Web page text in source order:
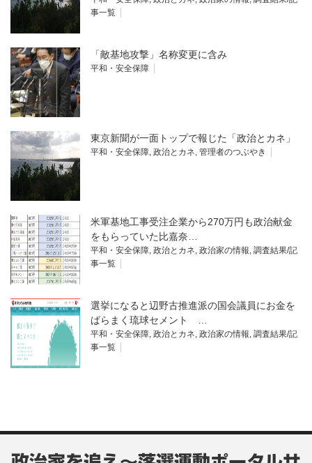
事一覧
「敵基地攻撃」名称変更に含み
平和・安全保障
東京新聞が一面トップで報じた「政治とカネ」
平和・安全保障, 政治とカネ, 管理者のつぶやき
米軍基地工事受注企業から270万円も政治献金
をもらっていた比嘉奈…
平和・安全保障, 政治とカネ, 政治家の情報, 調査結果/記
事一覧
選挙になると辺野古推進派の国会議員にお金を
ばらまく琉球セメント …
平和・安全保障, 政治とカネ, 政治家の情報, 調査結果/記
事一覧